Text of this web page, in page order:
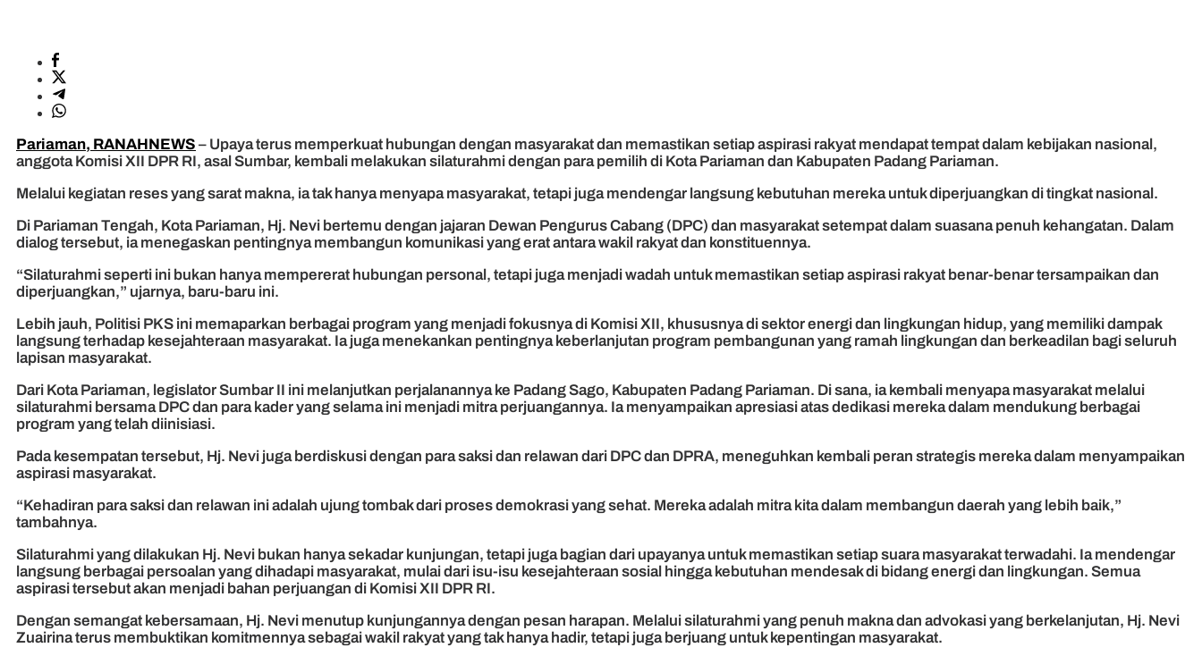
Pariaman, RANAHNEWS – Upaya terus memperkuat hubungan dengan masyarakat dan memastikan setiap aspirasi rakyat mendapat tempat dalam kebijakan nasional,
anggota Komisi XII DPR RI, asal Sumbar, kembali melakukan silaturahmi dengan para pemilih di Kota Pariaman dan Kabupaten Padang Pariaman.
Melalui kegiatan reses yang sarat makna, ia tak hanya menyapa masyarakat, tetapi juga mendengar langsung kebutuhan mereka untuk diperjuangkan di tingkat nasional.
Di Pariaman Tengah, Kota Pariaman, Hj. Nevi bertemu dengan jajaran Dewan Pengurus Cabang (DPC) dan masyarakat setempat dalam suasana penuh kehangatan. Dalam
dialog tersebut, ia menegaskan pentingnya membangun komunikasi yang erat antara wakil rakyat dan konstituennya.
“Silaturahmi seperti ini bukan hanya mempererat hubungan personal, tetapi juga menjadi wadah untuk memastikan setiap aspirasi rakyat benar-benar tersampaikan dan
diperjuangkan,” ujarnya, baru-baru ini.
Lebih jauh, Politisi PKS ini memaparkan berbagai program yang menjadi fokusnya di Komisi XII, khususnya di sektor energi dan lingkungan hidup, yang memiliki dampak
langsung terhadap kesejahteraan masyarakat. Ia juga menekankan pentingnya keberlanjutan program pembangunan yang ramah lingkungan dan berkeadilan bagi seluruh
lapisan masyarakat.
Dari Kota Pariaman, legislator Sumbar II ini melanjutkan perjalanannya ke Padang Sago, Kabupaten Padang Pariaman. Di sana, ia kembali menyapa masyarakat melalui
silaturahmi bersama DPC dan para kader yang selama ini menjadi mitra perjuangannya. Ia menyampaikan apresiasi atas dedikasi mereka dalam mendukung berbagai
program yang telah diinisiasi.
Pada kesempatan tersebut, Hj. Nevi juga berdiskusi dengan para saksi dan relawan dari DPC dan DPRA, meneguhkan kembali peran strategis mereka dalam menyampaikan
aspirasi masyarakat.
“Kehadiran para saksi dan relawan ini adalah ujung tombak dari proses demokrasi yang sehat. Mereka adalah mitra kita dalam membangun daerah yang lebih baik,”
tambahnya.
Silaturahmi yang dilakukan Hj. Nevi bukan hanya sekadar kunjungan, tetapi juga bagian dari upayanya untuk memastikan setiap suara masyarakat terwadahi. Ia mendengar
langsung berbagai persoalan yang dihadapi masyarakat, mulai dari isu-isu kesejahteraan sosial hingga kebutuhan mendesak di bidang energi dan lingkungan. Semua
aspirasi tersebut akan menjadi bahan perjuangan di Komisi XII DPR RI.
Dengan semangat kebersamaan, Hj. Nevi menutup kunjungannya dengan pesan harapan. Melalui silaturahmi yang penuh makna dan advokasi yang berkelanjutan, Hj. Nevi
Zuairina terus membuktikan komitmennya sebagai wakil rakyat yang tak hanya hadir, tetapi juga berjuang untuk kepentingan masyarakat.